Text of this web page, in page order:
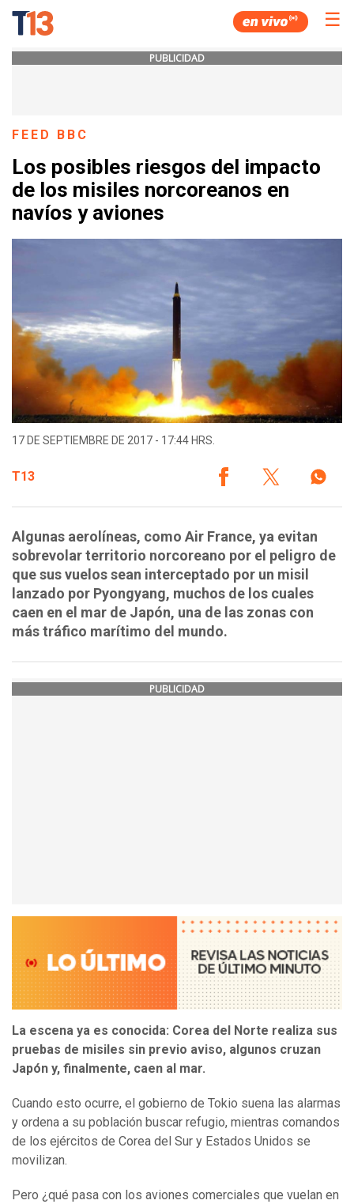
☰
PUBLICIDAD
FEED BBC
Los posibles riesgos del impacto
de los misiles norcoreanos en
navíos y aviones
17 DE SEPTIEMBRE DE 2017 - 17:44 HRS.
T13
Algunas aerolíneas, como Air France, ya evitan
sobrevolar territorio norcoreano por el peligro de
que sus vuelos sean interceptado por un misil
lanzado por Pyongyang, muchos de los cuales
caen en el mar de Japón, una de las zonas con
más tráfico marítimo del mundo.
PUBLICIDAD
La escena ya es conocida: Corea del Norte realiza sus
pruebas de misiles sin previo aviso, algunos cruzan
Japón y, finalmente, caen al mar.
Cuando esto ocurre, el gobierno de Tokio suena las alarmas
y ordena a su población buscar refugio, mientras comandos
de los ejércitos de Corea del Sur y Estados Unidos se
movilizan.
Pero ¿qué pasa con los aviones comerciales que vuelan en